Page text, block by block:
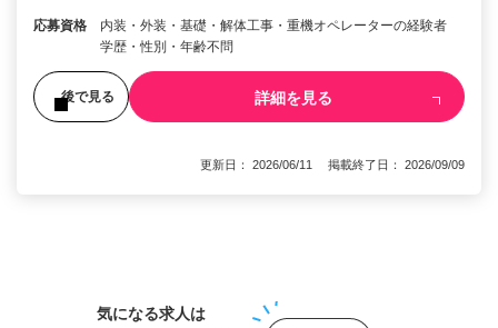
応募資格
内装・外装・基礎・解体工事・重機オペレーターの経験者
学歴・性別・年齢不問
後で見る 詳細を見る
更新日： 2026/06/11 掲載終了日： 2026/09/09
気になる求人は